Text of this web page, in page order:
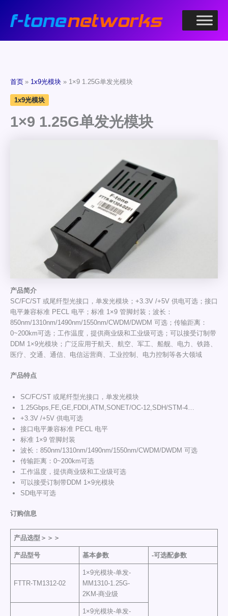
首页 1x9光模块 1×9 1.25G单发光模块
1x9光模块
1×9 1.25G单发光模块
产品简介
SC/FC/ST 或尾纤型光接口，单发光模块；+3.3V /+5V 供电可选；接口
电平兼容标准 PECL 电平；标准 1×9 管脚封装；波长：
850nm/1310nm/1490nm/1550nm/CWDM/DWDM 可选；传输距离：
0~200km可选；工作温度，提供商业级和工业级可选；可以接受订制带
DDM 1×9光模块；广泛应用于航天、航空、军工、船舰、电力、铁路、
医疗、交通、通信、电信运营商、工业控制、电力控制等各大领域
产品特点
SC/FC/ST 或尾纤型光接口，单发光模块
1.25Gbps,FE,GE,FDDI,ATM,SONET/OC-12,SDH/STM-4…
+3.3V /+5V 供电可选
接口电平兼容标准 PECL 电平
标准 1×9 管脚封装
波长：850nm/1310nm/1490nm/1550nm/CWDM/DWDM 可选
传输距离：0~200km可选
工作温度，提供商业级和工业级可选
可以接受订制带DDM 1×9光模块
SD电平可选
订购信息
产品选型 ＞＞＞
产品型号 基本参数 -可选配参数
FTTR-TM1312-02
1×9光模块-单发-
MM1310-1.25G-
2KM-商业级
1×9光模块-单发-